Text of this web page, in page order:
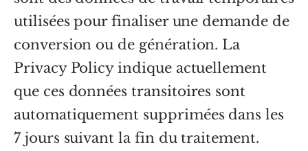
utilisées pour finaliser une demande de
conversion ou de génération. La
Privacy Policy indique actuellement
que ces données transitoires sont
automatiquement supprimées dans les
7 jours suivant la fin du traitement.